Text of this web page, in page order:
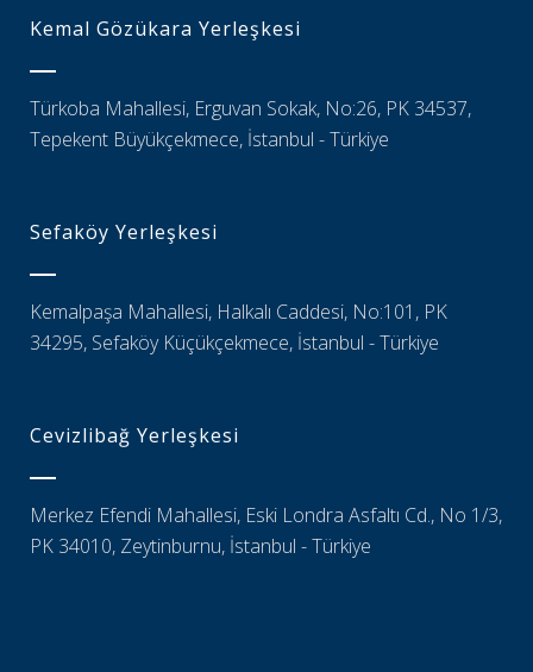
Kemal Gözükara Yerleşkesi
Türkoba Mahallesi, Erguvan Sokak, No:26, PK 34537,
Tepekent Büyükçekmece, İstanbul - Türkiye
Sefaköy Yerleşkesi
Kemalpaşa Mahallesi, Halkalı Caddesi, No:101, PK
34295, Sefaköy Küçükçekmece, İstanbul - Türkiye
Cevizlibağ Yerleşkesi
Merkez Efendi Mahallesi, Eski Londra Asfaltı Cd., No 1/3,
PK 34010, Zeytinburnu, İstanbul - Türkiye